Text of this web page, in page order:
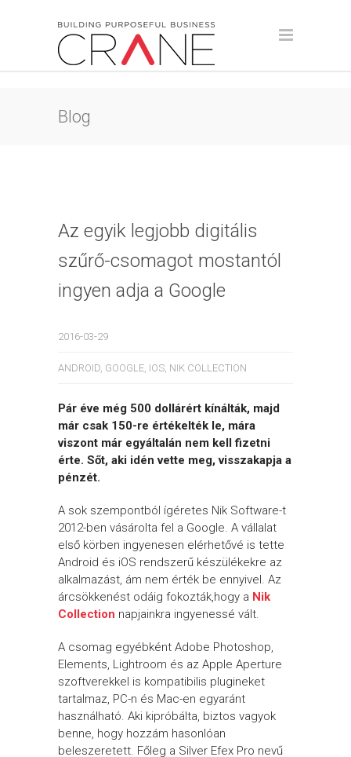
Blog
Az egyik legjobb digitális
szűrő-csomagot mostantól
ingyen adja a Google
2016-03-29
ANDROID, GOOGLE, IOS, NIK COLLECTION
Pár éve még 500 dollárért kínálták, majd
már csak 150-re értékelték le, mára
viszont már egyáltalán nem kell fizetni
érte. Sőt, aki idén vette meg, visszakapja a
pénzét.
A sok szempontból ígéretes Nik Software-t
2012-ben vásárolta fel a Google. A vállalat
első körben ingyenesen elérhetővé is tette
Android és iOS rendszerű készülékekre az
alkalmazást, ám nem érték be ennyivel. Az
árcsökkenést odáig fokozták,hogy a Nik
Collection napjainkra ingyenessé vált.
A csomag egyébként Adobe Photoshop,
Elements, Lightroom és az Apple Aperture
szoftverekkel is kompatibilis plugineket
tartalmaz, PC-n és Mac-en egyaránt
használható. Aki kipróbálta, biztos vagyok
benne, hogy hozzám hasonlóan
beleszeretett. Főleg a Silver Efex Pro nevű